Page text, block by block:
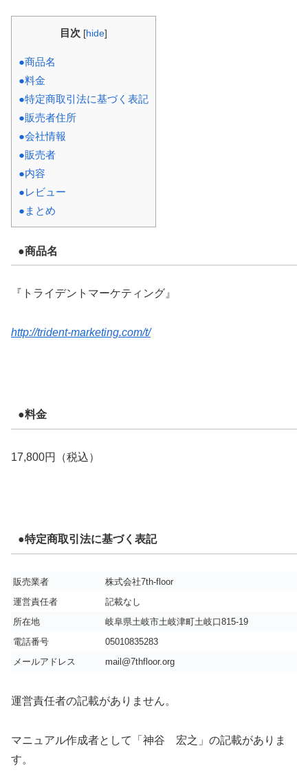
目次 [hide]
●商品名
●料金
●特定商取引法に基づく表記
●販売者住所
●会社情報
●販売者
●内容
●レビュー
●まとめ
●商品名
『トライデントマーケティング』
http://trident-marketing.com/t/
●料金
17,800円（税込）
●特定商取引法に基づく表記
販売業者
株式会社7th-floor
運営責任者
記載なし
所在地
岐阜県土岐市土岐津町土岐口815-19
電話番号
05010835283
メールアドレス
mail@7thfloor.org
運営責任者の記載がありません。
マニュアル作成者として「神谷 宏之」の記載がありま
す。